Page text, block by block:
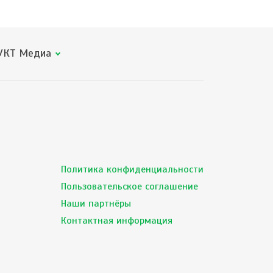
Медиа
Политика конфиденциальности
Пользовательское соглашение
Наши партнёры
Контактная информация